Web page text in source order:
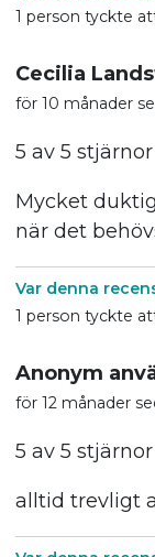
1 person tyckte
Cecilia
för 10 månader
5 av 5 stjärnor
Mycket
när det
Var denna
1 person tyckte
Anonym
för 12 månader
5 av 5 stjärnor
alltid trevligt